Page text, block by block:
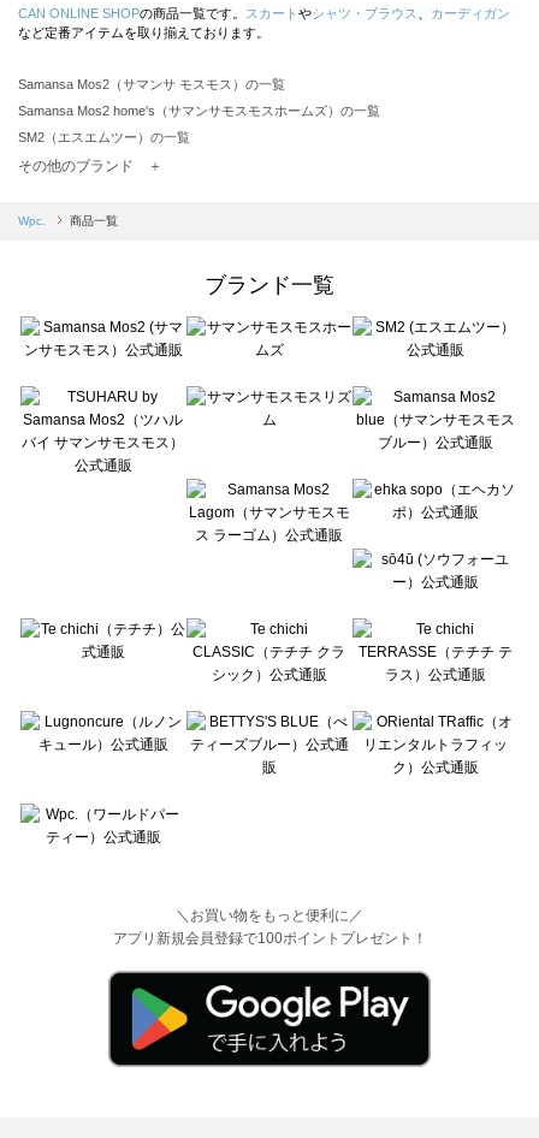
CAN ONLINE SHOPの商品一覧です。 スカート やシャツ・ブラウス
カーディガン
など定番アイテムを取り揃えております。
Samansa Mos2（サマンサ モスモス）の一覧
Samansa Mos2 home's（サマンサモスモスホームズ）の一覧
SM2（エスエムツー）の一覧
TSUHARU by Samansa Mos2（ツハルバイサマンサモスモス）の一覧
Samansa Mos2 blue（サマンサモスモス ブルー）の一覧
Te chichi（テチチ）の一覧
Te chichi CLASSIC（テチチ クラシック）の一覧
Lugnoncure（ルノンキュール）の一覧
BETTY'S BLUE（べティーズブルー）の一覧
Wpc.（ワールドパーティー）の一覧
その他のブランド ＋
Wpc. 商品一覧
ブランド一覧
＼お買い物をもっと便利に／
アプリ新規会員登録で100ポイントプレゼント！